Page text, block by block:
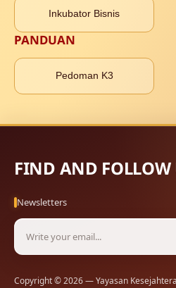
Inkubator Bisnis
PANDUAN
Pedoman K3
FIND AND FOLLOW
Newsletters
Copyright © 2026 — Yayasan